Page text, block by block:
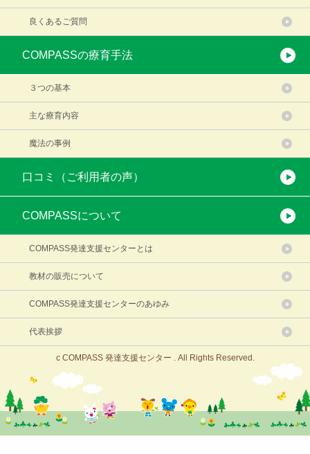
良くあるご質問
COMPASSの療育手法
３つの基本
主な療育内容
魔法の事例
口コミ（ご利用者の声）
COMPASSについて
COMPASS発達支援センターとは
教材の販売について
COMPASS発達支援センターのあゆみ
代表挨拶
c COMPASS 発達支援センター . All Rights Reserved.